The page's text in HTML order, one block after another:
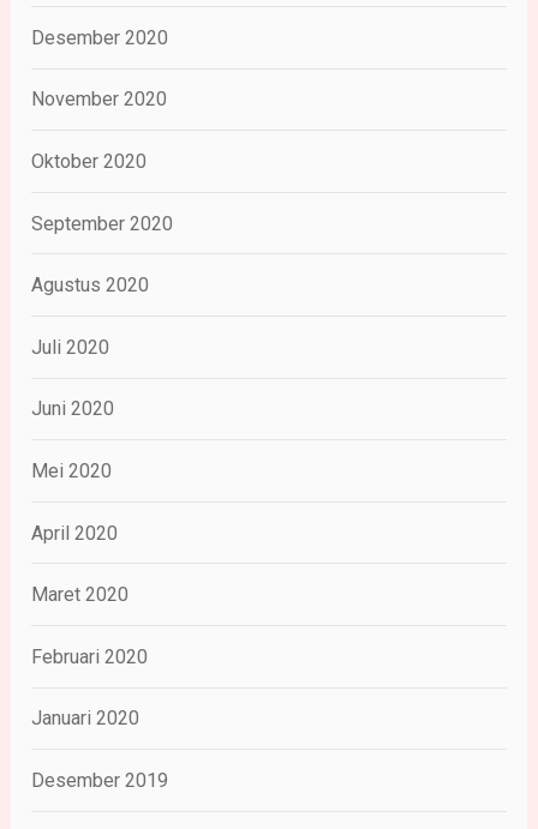
Desember 2020
November 2020
Oktober 2020
September 2020
Agustus 2020
Juli 2020
Juni 2020
Mei 2020
April 2020
Maret 2020
Februari 2020
Januari 2020
Desember 2019